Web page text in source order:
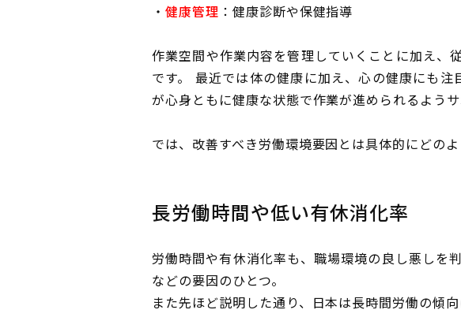
・ 健康管理 ：健康診断や保健指導
作業空間や作業内容を管理していくことに加え、
です。 最近では体の健康に加え、心の健康にも
が心身ともに健康な状態で作業が進められるよう
では、改善すべき労働環境要因とは具体的にどの
長労働時間や低い有休消化率
労働時間や有休消化率も、職場環境の良し悪しを
などの要因のひとつ。
また先ほど説明した通り、日本は長時間労働の傾向